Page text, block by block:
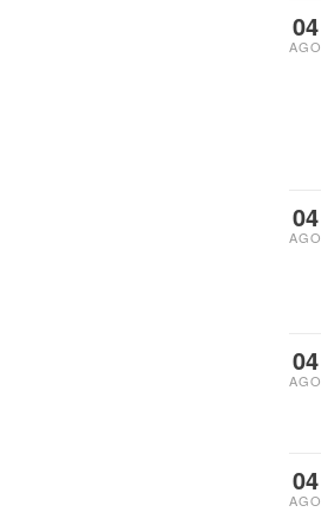
04
AGO
04
AGO
04
AGO
04
AGO